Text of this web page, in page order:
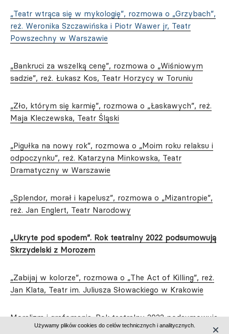
„Teatr wtrąca się w mykologię”, rozmowa o „Grzybach”,
reż. Weronika Szczawińska i Piotr Wawer jr, Teatr
Powszechny w Warszawie
„Bankruci za wszelką cenę”, rozmowa o „Wiśniowym
sadzie”, reż. Łukasz Kos, Teatr Horzycy w Toruniu
„Zło, którym się karmię”, rozmowa o „Łaskawych”, reż.
Maja Kleczewska, Teatr Śląski
„Pigułka na nowy rok”, rozmowa o „Moim roku relaksu i
odpoczynku”, reż. Katarzyna Minkowska, Teatr
Dramatyczny w Warszawie
„Splendor, morał i kapelusz”, rozmowa o „Mizantropie”,
reż. Jan Englert, Teatr Narodowy
„Ukryte pod spodem”. Rok teatralny 2022 podsumowują
Skrzydelski z Morozem
„Zabijaj w kolorze”, rozmowa o „The Act of Killing”, reż.
Jan Klata, Teatr im. Juliusza Słowackiego w Krakowie
Moralizm i grafomania. Rok teatralny 2022 podsumowują
Skrzydelski z Morozem – suplement
Używamy plików cookies do celów technicznych i analitycznych.